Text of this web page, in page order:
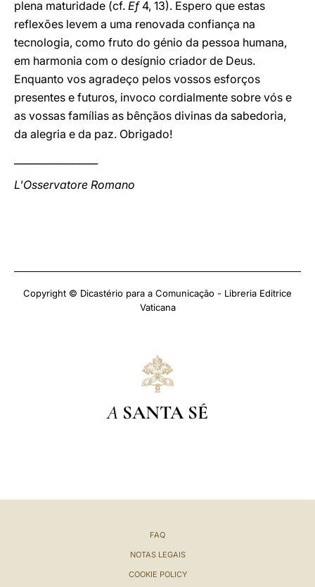
plena maturidade (cf. Ef4, 13). Espero que estas
reflexões levem a uma renovada confiança na
tecnologia, como fruto do génio da pessoa humana,
em harmonia com o desígnio criador de Deus.
Enquanto vos agradeço pelos vossos esforços
presentes e futuros, invoco cordialmente sobre vós e
as vossas famílias as bênçãos divinas da sabedoria,
da alegria e da paz. Obrigado!
L'Osservatore Romano
Copyright © Dicastério para a Comunicação - Libreria Editrice
Vaticana
A SANTA SÉ
FAQ
NOTAS LEGAIS
COOKIE POLICY